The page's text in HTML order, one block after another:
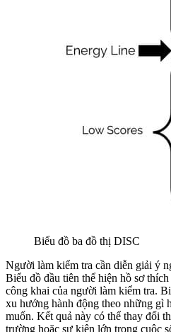
Biểu đồ ba đồ thị DISC
Người làm kiểm tra cần diễn giải ý
Biểu đồ đầu tiên thể hiện hồ sơ
công khai của người làm kiểm tra.
xu hướng hành động theo những gì
muốn. Kết quả này có thể thay đổi
trường hoặc sự kiện lớn trong cuộc